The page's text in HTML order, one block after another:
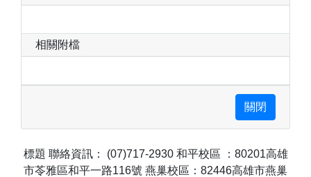
相關附檔
標題 聯絡資訊： (07)717-2930 和平校區 ：80201高雄
市苓雅區和平一路116號 燕巢校區：82446高雄市燕巢